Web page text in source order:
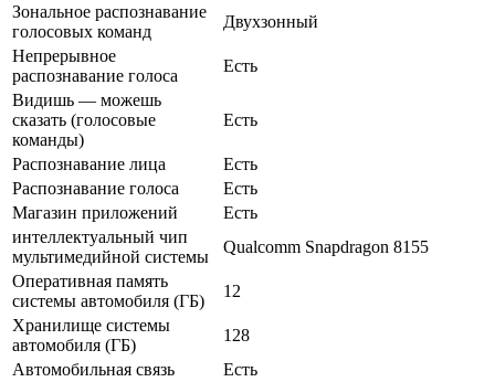
Зональное распознавание
голосовых команд
Двухзонный
Непрерывное
распознавание голоса
Есть
Видишь — можешь
сказать (голосовые
команды)
Есть
Распознавание лица
Есть
Распознавание голоса
Есть
Магазин приложений
Есть
интеллектуальный чип
мультимедийной системы
Qualcomm Snapdragon 8155
Оперативная память
системы автомобиля (ГБ)
12
Хранилище системы
автомобиля (ГБ)
128
Автомобильная связь
Есть